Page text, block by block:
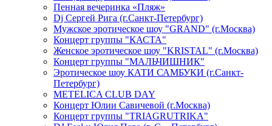
Пенная вечеринка «Пляж»
Dj Сергей Рига (г.Санкт-Петербург)
Мужское эротическое шоу "GRAND" (г.Москва)
Концерт группы "КАСТА"
Женское эротическое шоу "KRISTAL" (г.Москва)
Концерт группы "МАЛЬЧИШНИК"
Эротическое шоу КАТИ САМБУКИ (г.Санкт-
Петербург)
METELICA CLUB DAY
Концерт Юлии Савичевой (г.Москва)
Концерт группы "TRIAGRUTRIKA"